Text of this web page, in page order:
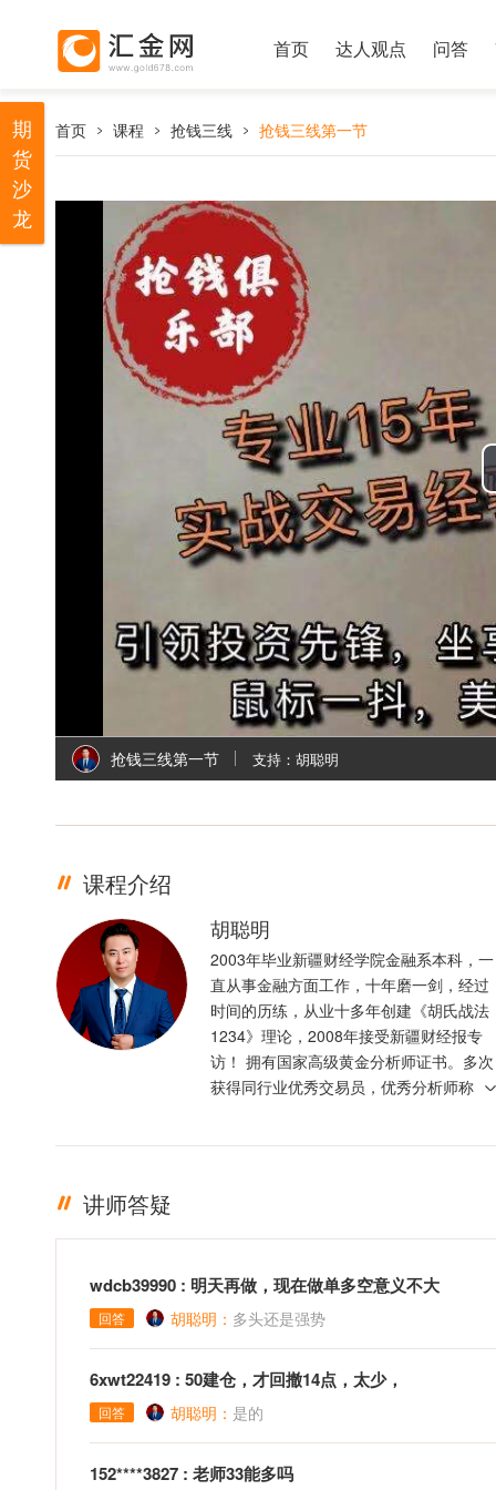
首页 达人观点 问答
首页 课程 抢钱三线 抢钱三线第一节
l
i
抢钱三线第一节 支持：胡聪明
课程介绍
胡聪明
2003年毕业新疆财经学院金融系本科，一
直从事金融方面工作，十年磨一剑，经过
时间的历练，从业十多年创建《胡氏战法
1234》理论，2008年接受新疆财经报专
访！ 拥有国家高级黄金分析师证书。多次
获得同行业优秀交易员，优秀分析师称
讲师答疑
wdcb39990 : 明天再做，现在做单多空意义不大
回答 胡聪明： 多头还是强势
6xwt22419 : 50建仓，才回撤14点，太少，
回答 胡聪明： 是的
152****3827 : 老师33能多吗
期
货
沙
龙